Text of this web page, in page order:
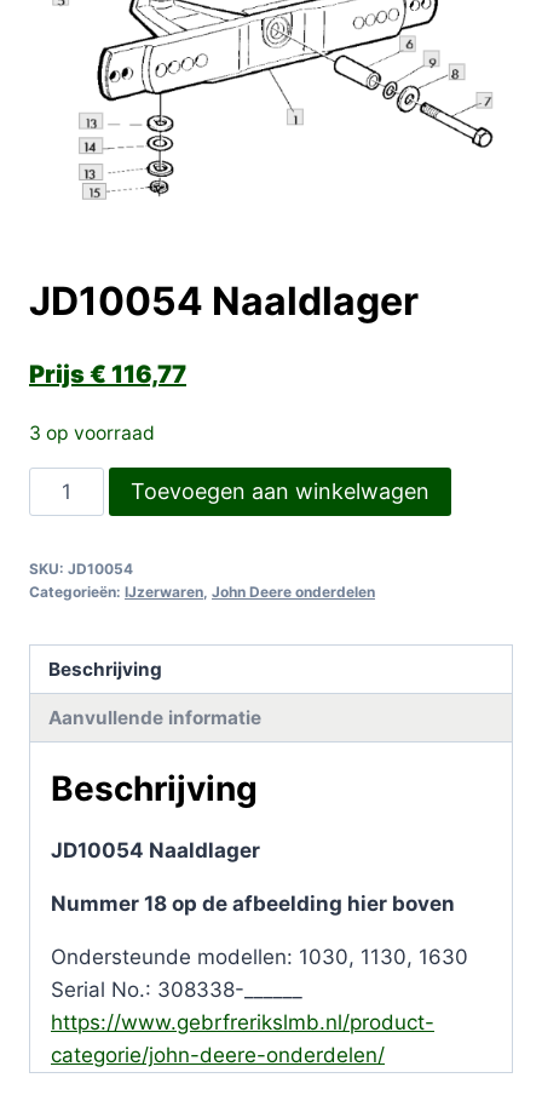
JD10054 Naaldlager
€ 116,77
3 op voorraad
JD10054
Naaldlager
Toevoegen aan winkelwagen
SKU: JD10054
Categorieën: IJzerwaren John Deere onderdelen
Beschrijving
Aanvullende informatie
Beschrijving
JD10054 Naaldlager
Nummer 18 op de afbeelding hier boven
Ondersteunde modellen: 1030, 1130, 1630
Serial No.: 308338-______
https://www.gebrfrerikslmb.nl/product-
categorie/john-deere-onderdelen/